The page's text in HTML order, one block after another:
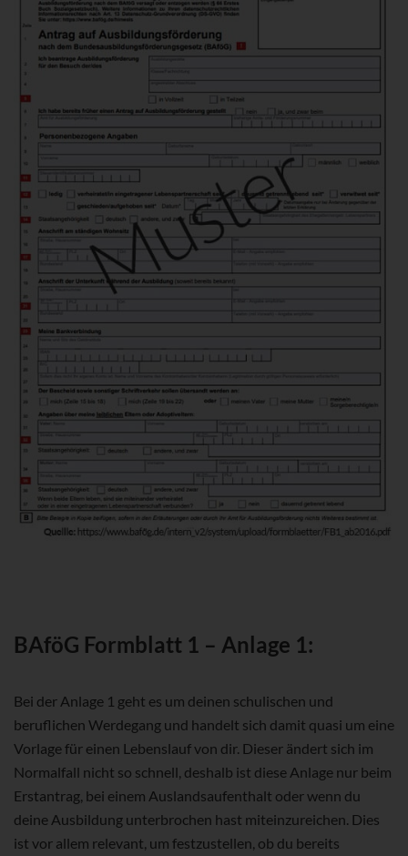
BAföG Formblatt 1 – Anlage 1:
Bei der Anlage 1 geht es um deinen schulischen und
beruflichen Werdegang und handelt sich damit quasi um eine
Vorlage für einen Lebenslauf von dir. Dieser ändert sich im
Normalfall nicht so schnell, deshalb ist diese Anlage nur beim
Erstantrag, bei einem Auslandsaufenthalt oder wenn du
deine Ausbildung unterbrochen hast miteinzureichen. Dies
ist vor allem relevant, um festzustellen, ob du bereits